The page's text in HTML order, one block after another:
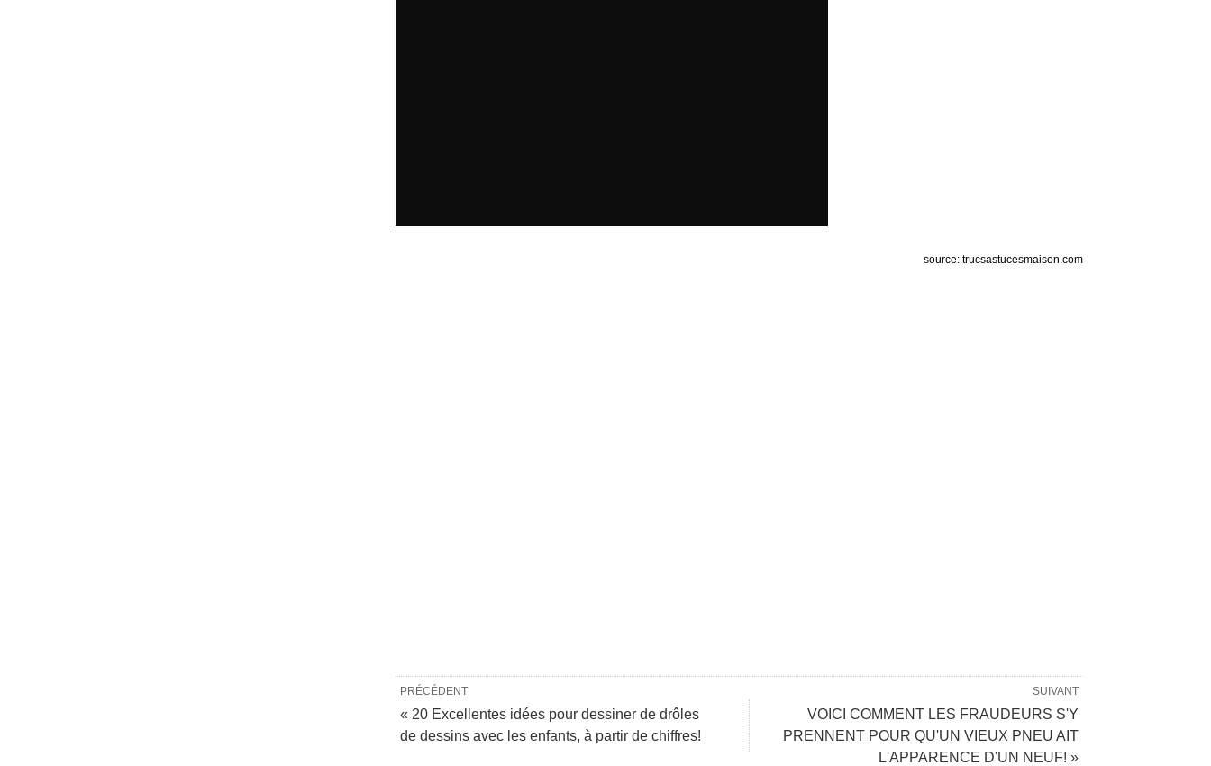
source: trucsastucesmaison.com
SUIVANT
VOICI COMMENT LES FRAUDEURS S'Y
PRENNENT POUR QU'UN VIEUX PNEU AIT
L'APPARENCE D'UN NEUF! »
PRÉCÉDENT
« 20 Excellentes idées pour dessiner de drôles
de dessins avec les enfants, à partir de chiffres!